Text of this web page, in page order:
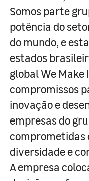
Somos parte
potência do
do mundo, e
estados
global We Make
compromissos
inovação e
empresas do
comprometidas
diversidade e
A empresa